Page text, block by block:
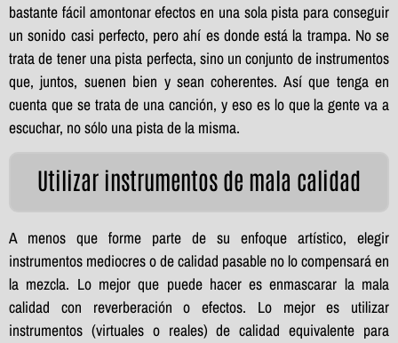
bastante fácil amontonar efectos en una sola pista para conseguir
un sonido casi perfecto, pero ahí es donde está la trampa. No se
trata de tener una pista perfecta, sino un conjunto de instrumentos
que, juntos, suenen bien y sean coherentes. Así que tenga en
cuenta que se trata de una canción, y eso es lo que la gente va a
escuchar, no sólo una pista de la misma.
Utilizar instrumentos de mala calidad
A menos que forme parte de su enfoque artístico, elegir
instrumentos mediocres o de calidad pasable no lo compensará en
la mezcla. Lo mejor que puede hacer es enmascarar la mala
calidad con reverberación o efectos. Lo mejor es utilizar
instrumentos (virtuales o reales) de calidad equivalente para